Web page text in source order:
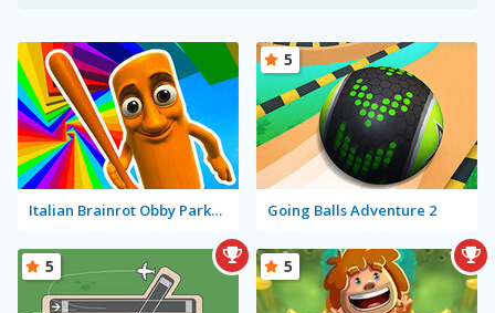
Italian Brainrot Obby Parkour Going Balls Adventure 2
5
5 5